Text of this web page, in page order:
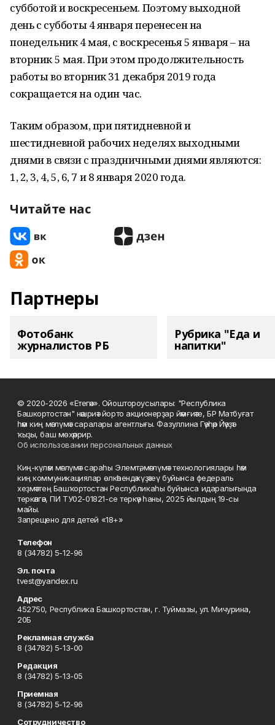
субботой и воскресеньем. Поэтому выходной
день с субботы 4 января перенесен на
понедельник 4 мая, с воскресенья 5 января – на
вторник 5 мая. При этом продолжительность
работы во вторник 31 декабря 2019 года
сокращается на один час.
Таким образом, при пятидневной и
шестидневной рабочих неделях выходными
днями в связи с праздничными днями являются:
1, 2, 3, 4, 5, 6, 7 и 8 января 2020 года.
Читайте нас
Партнеры
Фотобанк
журналистов РБ
Рубрика "Еда и
напитки"
© 2020-2026 «Етегән». Ойоштороусылары: "Республика
Башкортостан" нәшриәт йорто акционерҙар йәмғиәте, БР Матбуғат
һәм киң мәғлүмәт саралары агентлығы. Фазуллина Гәүһәр Йәүҙәт
ҡыҙы, баш мөхәррир.
Об использовании персональных данных
Киң-күләм мәғлүмәт сараһы Элемтә, мәғлүмәт технологиялары һәм
киң коммуникациялар өлкәһендә күҙәтеү буйынса федераль
хеҙмәттең Башҡортостан Республикаһы буйынса идаралығында
теркәлгән, ПИ ТУ02-01821-се теркәү һаны, 2025 йылдың 19-сы
майы.
Запрещено для детей «18+»
Телефон
8 (34782) 5-12-96
Эл. почта
tvest@yandex.ru
Адрес
452750, Республика Башкортостан, г. Туймазы, ул. Мичурина,
20Б
Рекламная служба
8 (34782) 5-13-00
Редакция
8 (34782) 5-13-05
Приемная
8 (34782) 5-12-96
Сотрудничество